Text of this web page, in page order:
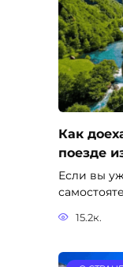
Как
поезде
Если вы
15.2к.